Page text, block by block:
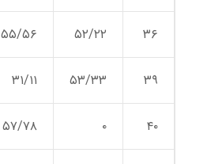
۳۶ ۵۲/۲۲ ۵۵/۵۶
۳۹ ۵۳/۳۳ ۳۱/۱۱
۴۰ ۰ ۵۷/۷۸